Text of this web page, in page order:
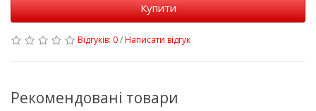
Купити
Відгуків: 0/Написати відгук
Рекомендовані товари